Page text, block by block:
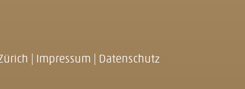
Impressum Datenschutz